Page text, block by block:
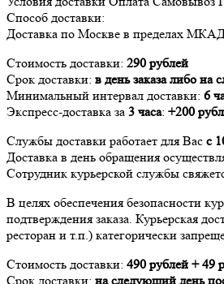
Способ доставки:
Доставка по Москве в пределах
Стоимость доставки: 290 рублей
Срок доставки: в день заказа либо на
Минимальный интервал доставки: 6
Экспресс-доставка за 3 часа: +200
Службы доставки работает для Вас с
Доставка в день обращения
Сотрудник курьерской службы
В целях обеспечения безопасности
подтверждения заказа. Курьерская
ресторан и т.п.) категорически
Стоимость доставки: 490 рублей + 49
Срок доставки: на следующий день